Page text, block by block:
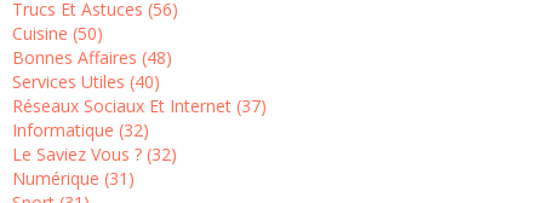
Trucs Et Astuces (56)
Cuisine (50)
Bonnes Affaires (48)
Services Utiles (40)
Réseaux Sociaux Et Internet (37)
Informatique (32)
Le Saviez Vous ? (32)
Numérique (31)